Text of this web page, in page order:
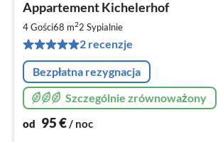
Appartement Kichelerhof
4 Gości68 m22 Sypialnie
2 recenzje
Bezpłatna rezygnacja
Szczególnie zrównoważony
od 95€/ noc